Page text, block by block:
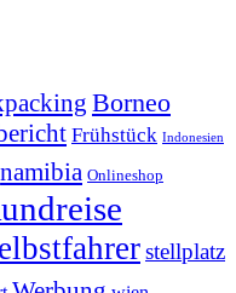
Borneo
Frühstück Indonesien
namibia Onlineshop
stellplatz